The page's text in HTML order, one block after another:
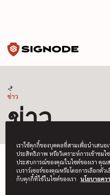
ข่าว
ข่าว
เราใช้คุกกี้ของบุคคลที่สามเพื่อนำเสนอ
ประสิทธิภาพ หรือวิเคราะห์การเข้าชมไ
ประสบการณ์ของคุณในไซต์ของเรา คุณ
เบราว์เซอร์ของคุณหรือโดยการเลือกตัว
กับคุกกี้ที่ใช้ในไซต์ของเรา
นโยบายคว